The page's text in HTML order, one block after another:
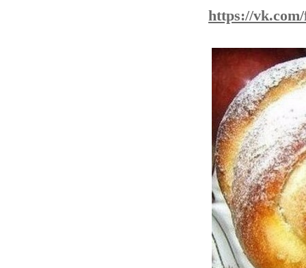
https://vk.com/